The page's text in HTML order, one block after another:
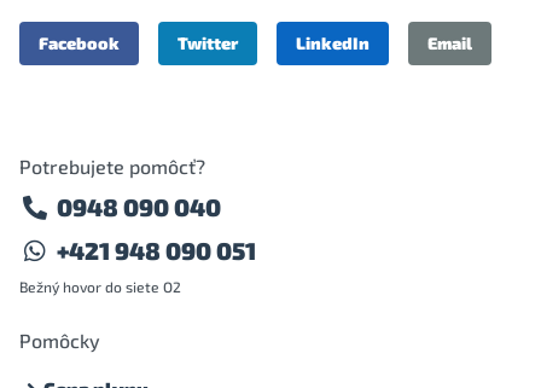
Facebook Twitter LinkedIn Email
Potrebujete pomôcť?
0948 090 040
+421 948 090 051
Bežný hovor do siete O2
Pomôcky